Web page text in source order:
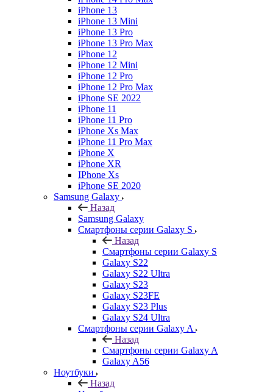
iPhone 13
iPhone 13 Mini
iPhone 13 Pro
iPhone 13 Pro Max
iPhone 12
iPhone 12 Mini
iPhone 12 Pro
iPhone 12 Pro Max
iPhone SE 2022
iPhone 11
iPhone 11 Pro
iPhone Xs Max
iPhone 11 Pro Max
iPhone X
iPhone XR
IPhone Xs
iPhone SE 2020
Samsung Galaxy
Назад
Samsung Galaxy
Смартфоны серии Galaxy S
Назад
Смартфоны серии Galaxy S
Galaxy S22
Galaxy S22 Ultra
Galaxy S23
Galaxy S23FE
Galaxy S23 Plus
Galaxy S24 Ultra
Смартфоны серии Galaxy A
Назад
Смартфоны серии Galaxy A
Galaxy A56
Ноутбуки
Назад